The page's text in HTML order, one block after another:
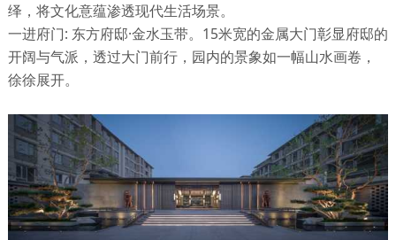
绎，将文化意蕴渗透现代生活场景。
一进府门: 东方府邸·金水玉带。15米宽的金属大门彰显府邸的
开阔与气派，透过大门前行，园内的景象如一幅山水画卷，
徐徐展开。